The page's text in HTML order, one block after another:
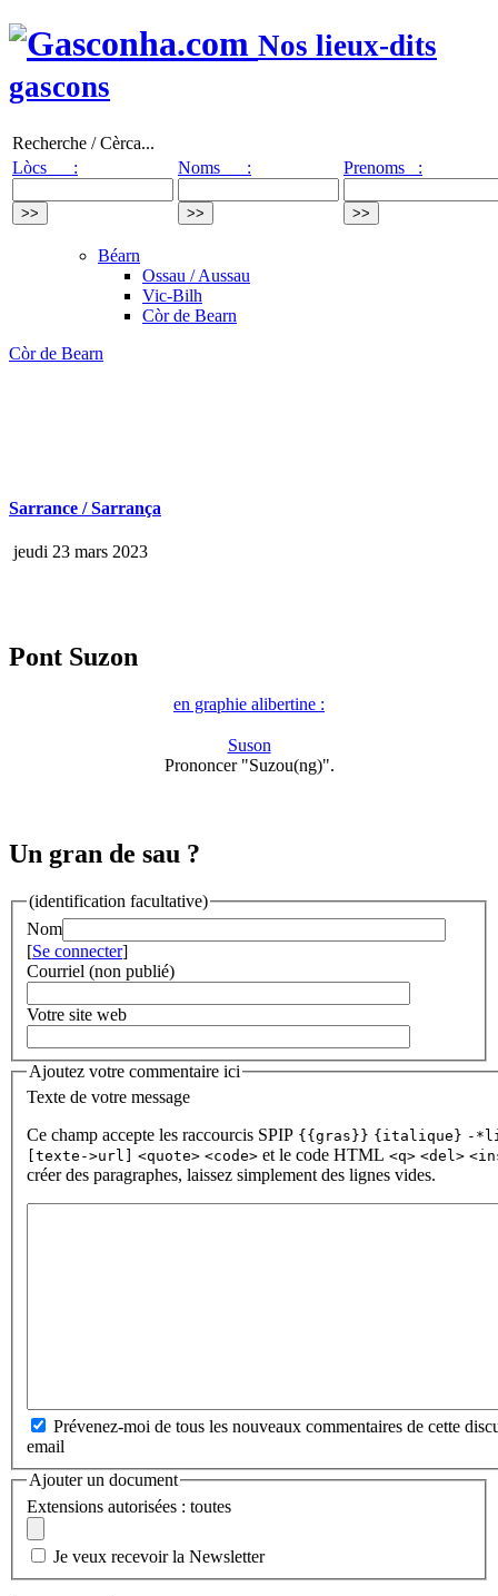
Nos lieux-dits
gascons
Recherche / Cèrca...
Lòcs :
Noms : Prenoms :
Béarn
Ossau / Aussau
Vic-Bilh
Còr de Bearn
Còr de Bearn
Sarrance / Sarrança
jeudi 23 mars 2023
Pont Suzon
en graphie alibertine :
Suson
Prononcer "Suzou(ng)".
Un gran de sau ?
(identification facultative)
Nom
[Se connecter]
Courriel (non publié)
Votre site web
Ajoutez votre commentaire ici
Texte de votre message
Ce champ accepte les raccourcis SPIP {{gras}} {italique} -
[texte->url]
<quote> <code> et le code HTML <q> <del>
créer des paragraphes, laissez simplement des lignes vides.
Prévenez-moi de tous les nouveaux commentaires de cette
email
Ajouter un document
Extensions autorisées : toutes
Je veux recevoir la Newsletter